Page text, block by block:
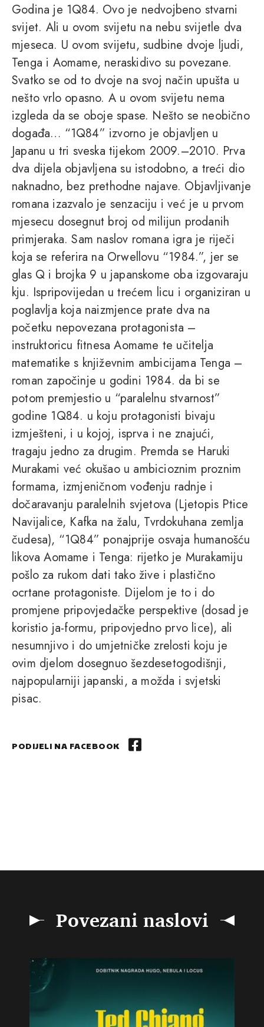
Godina je 1Q84. Ovo je nedvojbeno stvarni
svijet. Ali u ovom svijetu na nebu svijetle dva
mjeseca. U ovom svijetu, sudbine dvoje ljudi,
Tenga i Aomame, neraskidivo su povezane.
Svatko se od to dvoje na svoj način upušta u
nešto vrlo opasno. A u ovom svijetu nema
izgleda da se oboje spase. Nešto se neobično
događa… “1Q84” izvorno je objavljen u
Japanu u tri sveska tijekom 2009.–2010. Prva
dva dijela objavljena su istodobno, a treći dio
naknadno, bez prethodne najave. Objavljivanje
romana izazvalo je senzaciju i već je u prvom
mjesecu dosegnut broj od milijun prodanih
primjeraka. Sam naslov romana igra je riječi
koja se referira na Orwellovu “1984.”, jer se
glas Q i brojka 9 u japanskome oba izgovaraju
kju. Ispripovijedan u trećem licu i organiziran u
poglavlja koja naizmjence prate dva na
početku nepovezana protagonista –
instruktoricu fitnesa Aomame te učitelja
matematike s književnim ambicijama Tenga –
roman započinje u godini 1984. da bi se
potom premjestio u “paralelnu stvarnost”
godine 1Q84. u koju protagonisti bivaju
izmješteni, i u kojoj, isprva i ne znajući,
tragaju jedno za drugim. Premda se Haruki
Murakami već okušao u ambicioznim proznim
formama, izmjeničnom vođenju radnje i
dočaravanju paralelnih svjetova (Ljetopis Ptice
Navijalice, Kafka na žalu, Tvrdokuhana zemlja
čudesa), “1Q84” ponajprije osvaja humanošću
likova Aomame i Tenga: rijetko je Murakamiju
pošlo za rukom dati tako žive i plastično
ocrtane protagoniste. Dijelom je to i do
promjene pripovjedačke perspektive (dosad je
koristio ja-formu, pripovjedno prvo lice), ali
nesumnjivo i do umjetničke zrelosti koju je
ovim djelom dosegnuo šezdesetogodišnji,
najpopularniji japanski, a možda i svjetski
pisac.
PODIJELI NA FACEBOOK
Povezani naslovi